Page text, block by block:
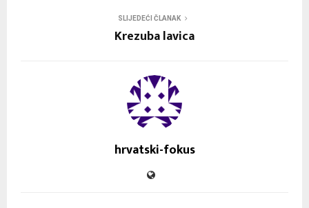
SLIJEDEĆI ČLANAK
Krezuba lavica
hrvatski-fokus